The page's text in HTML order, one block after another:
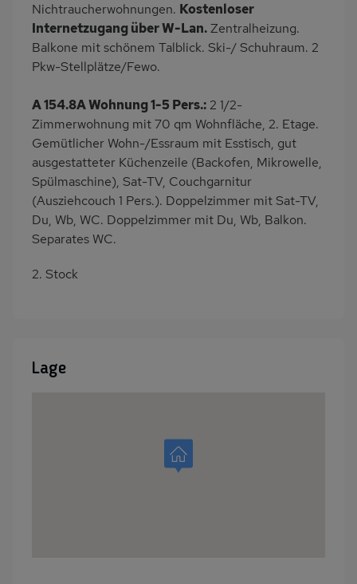
Haustiere/Hund
verboten
Nichtraucherwohnungen. Kostenloser
Internetzugang über W-Lan.Zentralheizung.
Balkone mit schönem Talblick. Ski-/ Schuhraum. 2
Pkw-Stellplätze/Fewo.
A 154.8A Wohnung 1-5 Pers.: 2 1/2-
Zimmerwohnung mit 70 qm Wohnfläche, 2. Etage.
Gemütlicher Wohn-/Essraum mit Esstisch, gut
ausgestatteter Küchenzeile (Backofen, Mikrowelle,
Spülmaschine), Sat-TV, Couchgarnitur
(Ausziehcouch 1 Pers.). Doppelzimmer mit Sat-TV,
Du, Wb, WC. Doppelzimmer mit Du, Wb, Balkon.
Separates WC.
2. Stock
Lage